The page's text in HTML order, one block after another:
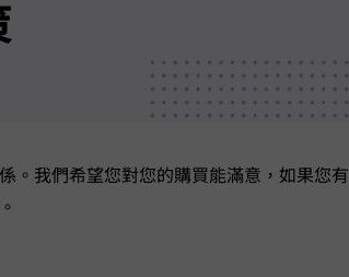
我們希望您對您的購買能 100% 滿意，如果您有